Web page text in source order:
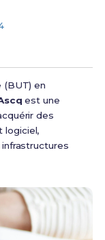
(BUT) en
est une
des
logiciel,